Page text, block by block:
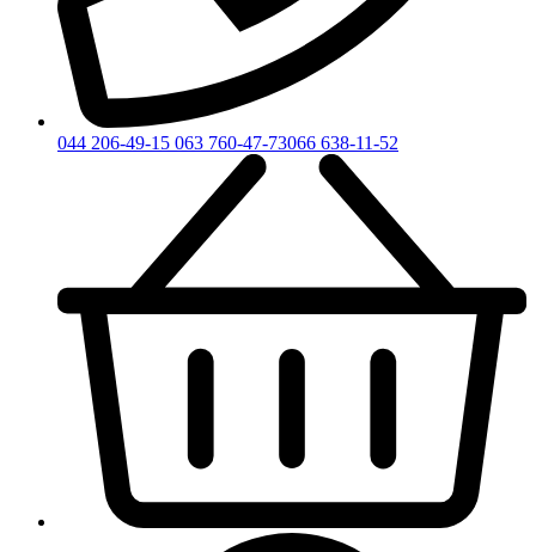
044 206-49-15 063 760-47-73066 638-11-52